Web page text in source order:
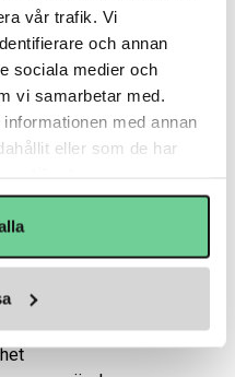
vår trafik. Vi
och annan
sociala medier och
vi samarbetar med.
med annan
eller som de har
formgjutet skydd i
men tåligt skydd mot
tillsammans med
säkert på plats
ZERO-fodret med grip
till att kontrollera
för spelare som vill ha
med maximal rörlighet